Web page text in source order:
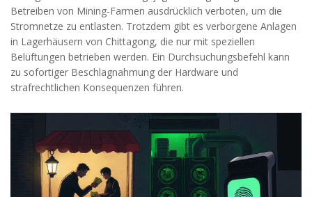
Betreiben von Mining‑Farmen ausdrücklich verboten, um die
Stromnetze zu entlasten. Trotzdem gibt es verborgene Anlagen
in Lagerhäusern von Chittagong, die nur mit speziellen
Belüftungen betrieben werden. Ein Durchsuchungsbefehl kann
zu sofortiger Beschlagnahmung der Hardware und
strafrechtlichen Konsequenzen führen.